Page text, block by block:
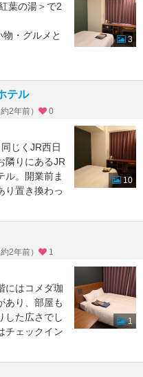
葉の湯＞で2
・グルメと
3
テル
2年前） 0
じくJR西日
隣りにあるJR
ル。開業前ま
り置き換わっ
10
2年前） 1
にはコメダ珈
あり、部屋も
した広さでし
チェックイン
1